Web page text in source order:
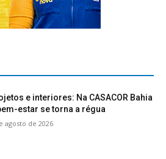
e interiores: Na CASACOR Bahia
estar se torna a régua
agosto de 2026